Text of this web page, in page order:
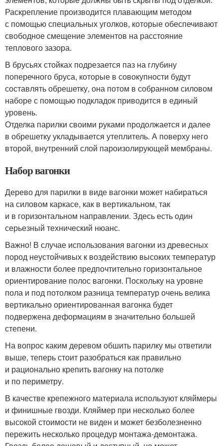
Раскрепление производится плавающим методом
с помощью специальных уголков, которые обеспечивают
свободное смещение элементов на расстояние
теплового зазора.
В брусьях стойках подрезается паз на глубину
поперечного бруса, которые в совокупности будут
составлять обрешетку, она потом в собранном силовом
наборе с помощью подкладок приводится в единый
уровень.
Отделка парилки своими руками продолжается и далее
в обрешетку укладывается утеплитель. А поверху него
второй, внутренний слой пароизолирующей мембраны.
Набор вагонки
Дерево для парилки в виде вагонки может набираться
на силовом каркасе, как в вертикальном, так
и в горизонтальном направлении. Здесь есть один
серьезный технический нюанс.
Важно! В случае использования вагонки из древесных
пород неустойчивых к воздействию высоких температур
и влажности более предпочтительно горизонтальное
ориентирование полос вагонки. Поскольку на уровне
пола и под потолком разница температур очень велика
вертикально ориентированная вагонка будет
подвержена деформациям в значительно большей
степени.
На вопрос каким деревом обшить парилку мы ответили
выше, теперь стоит разобраться как правильно
и рационально крепить вагонку на потолке
и по периметру.
В качестве крепежного материала используют кляймеры
и финишные гвозди. Кляймер при несколько более
высокой стоимости не виден и может безболезненно
пережить несколько процедур монтажа-демонтажа.